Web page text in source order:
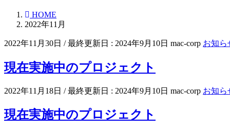
HOME
2022年11月
2022年11月30日 / 最終更新日 : 2024年9月10日 mac-corp お知ら
現在実施中のプロジェクト
2022年11月18日 / 最終更新日 : 2024年9月10日 mac-corp お知ら
現在実施中のプロジェクト